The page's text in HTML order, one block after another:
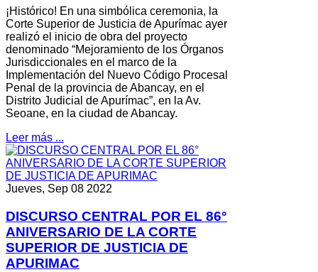
¡Histórico! En una simbólica ceremonia, la
Corte Superior de Justicia de Apurímac ayer
realizó el inicio de obra del proyecto
denominado “Mejoramiento de los Órganos
Jurisdiccionales en el marco de la
Implementación del Nuevo Código Procesal
Penal de la provincia de Abancay, en el
Distrito Judicial de Apurímac”, en la Av.
Seoane, en la ciudad de Abancay.
Leer más ...
Jueves, Sep 08 2022
DISCURSO CENTRAL POR EL 86°
ANIVERSARIO DE LA CORTE
SUPERIOR DE JUSTICIA DE
APURIMAC